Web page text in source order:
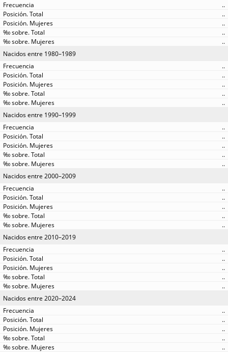
..
..
..
..
..
Nacidos entre 1980–1989
..
..
..
..
..
Nacidos entre 1990–1999
..
..
..
..
..
Nacidos entre 2000–2009
..
..
..
..
..
Nacidos entre 2010–2019
..
..
..
..
..
Nacidos entre 2020–2024
..
..
..
..
..